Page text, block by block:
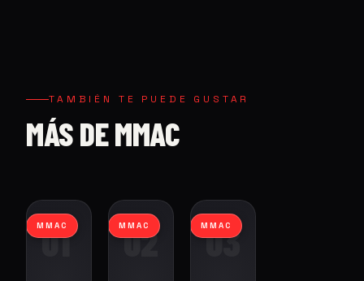
TAMBIÉN TE PUEDE GUSTAR
MÁS DE MMAC
01
MMAC 02
MMAC 03
MMAC